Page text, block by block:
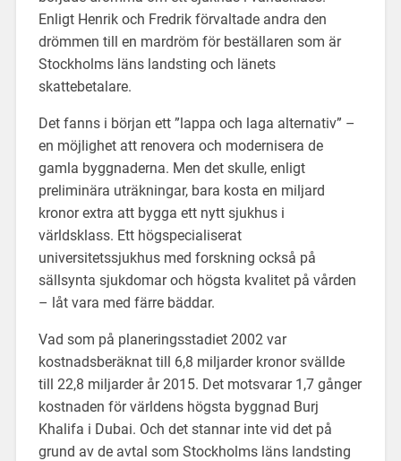
Enligt Henrik och Fredrik förvaltade andra den
drömmen till en mardröm för beställaren som är
Stockholms läns landsting och länets
skattebetalare.
Det fanns i början ett ”lappa och laga alternativ” –
en möjlighet att renovera och modernisera de
gamla byggnaderna. Men det skulle, enligt
preliminära uträkningar, bara kosta en miljard
kronor extra att bygga ett nytt sjukhus i
världsklass. Ett högspecialiserat
universitetssjukhus med forskning också på
sällsynta sjukdomar och högsta kvalitet på vården
– låt vara med färre bäddar.
Vad som på planeringsstadiet 2002 var
kostnadsberäknat till 6,8 miljarder kronor svällde
till 22,8 miljarder år 2015. Det motsvarar 1,7 gånger
kostnaden för världens högsta byggnad Burj
Khalifa i Dubai. Och det stannar inte vid det på
grund av de avtal som Stockholms läns landsting